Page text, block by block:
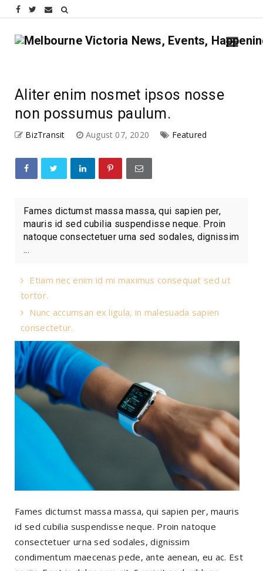
Aliter enim nosmet ipsos nosse
non possumus paulum.
BizTransit August 07, 2020 Featured
Fames dictumst massa massa, qui sapien per,
mauris id sed cubilia suspendisse neque. Proin
natoque consectetuer urna sed sodales, dignissim
...
Etiam nec enim id mi maximus consequat sed ut
tortor.
Nunc accumsan ex ligula, in malesuada sapien
consectetur.
Fames dictumst massa massa, qui sapien per, mauris
id sed cubilia suspendisse neque. Proin natoque
consectetuer urna sed sodales, dignissim
condimentum maecenas pede, ante aenean, eu ac. Est